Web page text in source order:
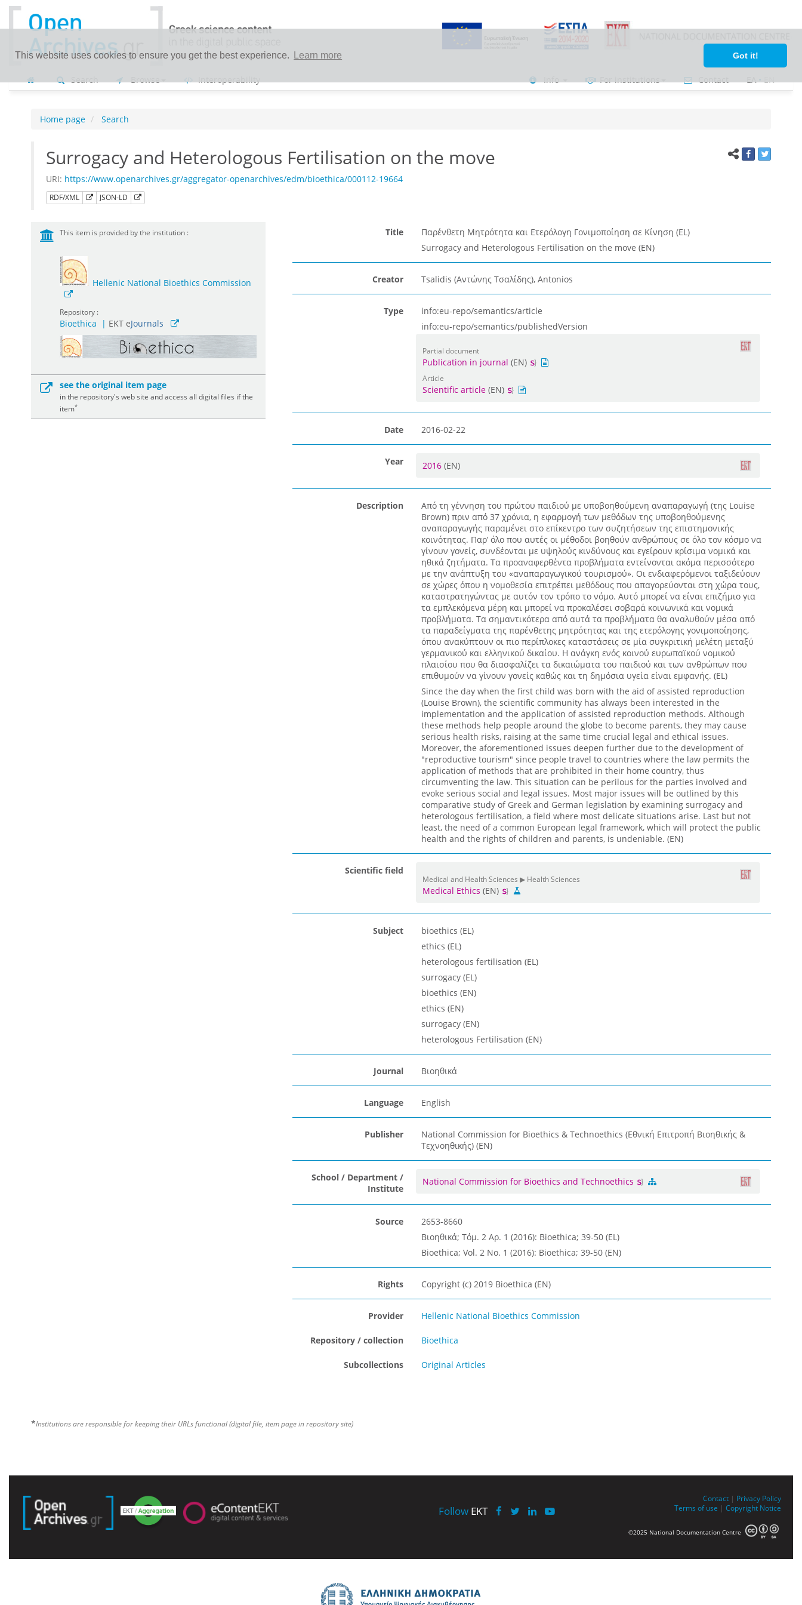
This website uses cookies to ensure you get the best experience. Learn more Got it!
Search Browse Interoperability Info For institutions Contact ΕΛ•ΕΝ
Home page Search
Surrogacy and Heterologous Fertilisation on the move
URI: https://www.openarchives.gr/aggregator-openarchives/edm/bioethica/000112-19664
RDF/XML JSON-LD
This item is provided by the institution :
Hellenic National Bioethics Commission
Repository :
Bioethica | ΕΚΤ eJournals
see the original item page
in the repository's web site and access all digital files if the
item*
Title
Παρένθετη Μητρότητα και Ετερόλογη Γονιμοποίηση σε Κίνηση (EL)
Surrogacy and Heterologous Fertilisation on the move (EN)
Creator Tsalidis (Αντώνης Τσαλίδης), Antonios
Type
info:eu-repo/semantics/article
info:eu-repo/semantics/publishedVersion
Partial document
Publication in journal (EN)
Article
Scientific article(EN)
Date 2016-02-22
Year 2016 (EN)
Description
Από τη γέννηση του πρώτου παιδιού με υποβοηθούμενη αναπαραγωγή (της Louise
Brown) πριν από 37 χρόνια, η εφαρμογή των μεθόδων της υποβοηθούμενης
αναπαραγωγής παραμένει στο επίκεντρο των συζητήσεων της επιστημονικής
κοινότητας. Παρ’ όλο που αυτές οι μέθοδοι βοηθούν ανθρώπους σε όλο τον κόσμο να
γίνουν γονείς, συνδέονται με υψηλούς κινδύνους και εγείρουν κρίσιμα νομικά και
ηθικά ζητήματα. Τα προαναφερθέντα προβλήματα εντείνονται ακόμα περισσότερο
με την ανάπτυξη του «αναπαραγωγικού τουρισμού». Οι ενδιαφερόμενοι ταξιδεύουν
σε χώρες όπου η νομοθεσία επιτρέπει μεθόδους που απαγορεύονται στη χώρα τους,
καταστρατηγώντας με αυτόν τον τρόπο το νόμο. Αυτό μπορεί να είναι επιζήμιο για
τα εμπλεκόμενα μέρη και μπορεί να προκαλέσει σοβαρά κοινωνικά και νομικά
προβλήματα. Τα σημαντικότερα από αυτά τα προβλήματα θα αναλυθούν μέσα από
τα παραδείγματα της παρένθετης μητρότητας και της ετερόλογης γονιμοποίησης,
όπου ανακύπτουν οι πιο περίπλοκες καταστάσεις σε μία συγκριτική μελέτη μεταξύ
γερμανικού και ελληνικού δικαίου. Η ανάγκη ενός κοινού ευρωπαϊκού νομικού
πλαισίου που θα διασφαλίζει τα δικαιώματα του παιδιού και των ανθρώπων που
επιθυμούν να γίνουν γονείς καθώς και τη δημόσια υγεία είναι εμφανής. (EL)
Since the day when the first child was born with the aid of assisted reproduction
(Louise Brown), the scientific community has always been interested in the
implementation and the application of assisted reproduction methods. Although
these methods help people around the globe to become parents, they may cause
serious health risks, raising at the same time crucial legal and ethical issues.
Moreover, the aforementioned issues deepen further due to the development of
"reproductive tourism" since people travel to countries where the law permits the
application of methods that are prohibited in their home country, thus
circumventing the law. This situation can be perilous for the parties involved and
evoke serious social and legal issues. Most major issues will be outlined by this
comparative study of Greek and German legislation by examining surrogacy and
heterologous fertilisation, a field where most delicate situations arise. Last but not
least, the need of a common European legal framework, which will protect the public
health and the rights of children and parents, is undeniable. (EN)
Scientific field
Medical and Health Sciences ▶ Health Sciences
Medical Ethics (EN)
Subject
bioethics (EL)
ethics (EL)
heterologous fertilisation (EL)
surrogacy (EL)
bioethics (EN)
ethics (EN)
surrogacy (EN)
heterologous Fertilisation (EN)
Journal Βιοηθικά
Language English
Publisher
National Commission for Bioethics & Technoethics (Εθνική Επιτροπή Βιοηθικής &
Τεχνοηθικής) (EN)
School / Department /
Institute
National Commission for Bioethics and Technoethics
Source
2653-8660
Βιοηθικά; Τόμ. 2 Αρ. 1 (2016): Bioethica; 39-50 (EL)
Bioethica; Vol. 2 No. 1 (2016): Bioethica; 39-50 (EN)
Rights Copyright (c) 2019 Bioethica (EN)
Provider Hellenic National Bioethics Commission
Repository / collection Bioethica
Subcollections Original Articles
*Institutions are responsible for keeping their URLs functional (digital file, item page in repository site)
Follow EKT
Contact | Privacy Policy
Terms of use | Copyright Notice
©2025 National Documentation Centre